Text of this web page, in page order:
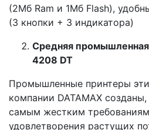
(2Мб Ram и 1Мб Flash),
(3 кнопки + 3 индикатора)
Средняя
4208 DT
Промышленные принтеры
компании DATAMAX
самым жестким
удовлетворения растущих